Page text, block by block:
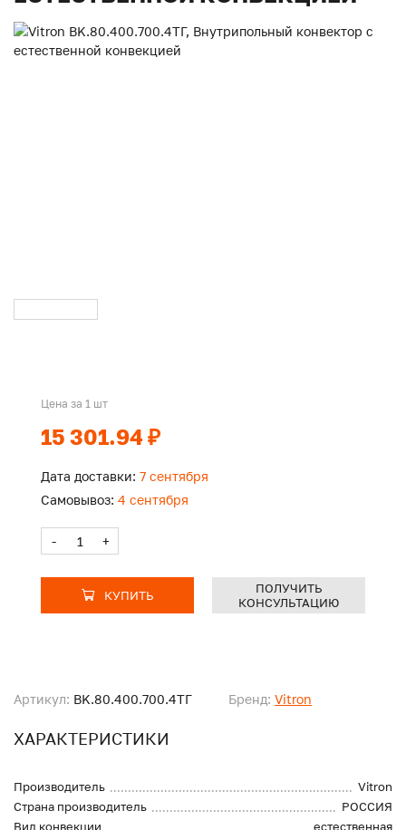
Артикул: BK.80.400.700.4ТГ Бренд: Vitron
ХАРАКТЕРИСТИКИ
Производитель
Vitron
Страна производитель
РОССИЯ
Вид конвекции
естественная
Цена за 1 шт
15 301.94 ₽
Дата доставки: 7 сентября
Самовывоз: 4 сентября
- +
КУПИТЬ
ПОЛУЧИТЬ
КОНСУЛЬТАЦИЮ